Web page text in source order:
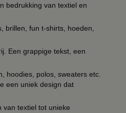
bedrukking van textiel en
brillen, fun t-shirts, hoeden,
Een grappige tekst, een
hoodies, polos, sweaters etc.
een uniek design dat
van textiel tot unieke